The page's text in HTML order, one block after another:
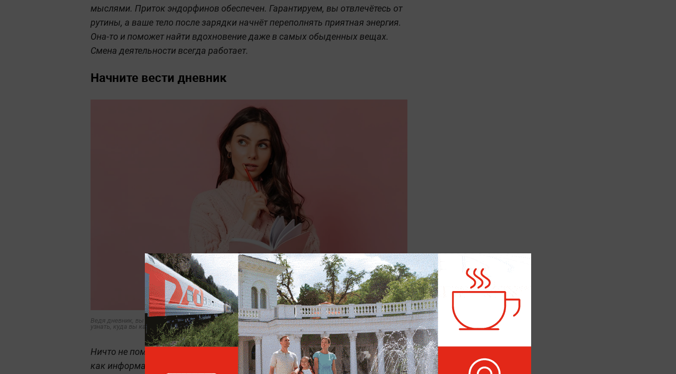
мыслями. Приток эндорфинов обеспечен. Гарантируем, вы отвлечётесь от
рутины, а ваше тело после зарядки начнёт переполнять приятная энергия.
Она-то и поможет найти вдохновение даже в самых обыденных вещах.
Смена деятельности всегда работает.
Начните вести дневник
Ведя дневник, вы станете лучше понимать себя и свои желания. Это поможет найти вдохновение и
узнать, куда вы каждый день сливаете энергию. Фото © Freepik
Ничто не помогает нам лучше понимать себя, свои желания и потребности,
как информация, расписанная до мелочей. Устаёте под вечер и каждый